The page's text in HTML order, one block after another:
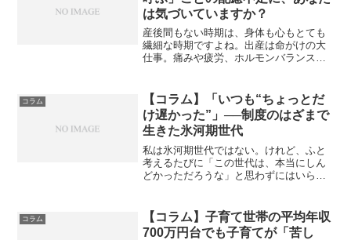
は気づいていますか？
産後間もない時期は、身体も心もとても
繊細な時期ですよね。出産は命がけの大
仕事。痛みや疲労、ホルモンバランスの
ら俺の親を呼ぼうか」と言ってきたら、
正直どう感じますか？たと...
コラム
【コラム】「いつも“ちょっとだ
け遅かった”」──制度のはざまで
生きた氷河期世代
私は氷河期世代ではない。けれど、ふと
考えるたびに「この世代は、本当にしん
どかっただろうな」と思わずにはいられ
でに生まれた世代を指す。バブル崩壊
（1991年頃）の...
コラム
【コラム】子育て世帯の平均年収
700万円台でも子育てが「苦し